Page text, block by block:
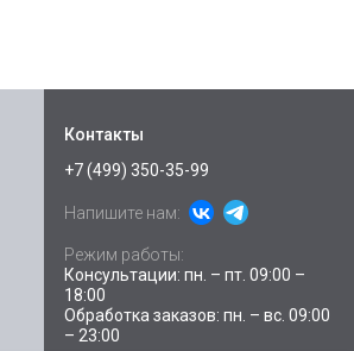
Контакты
+7 (499) 350-35-99
Напишите нам:
Режим работы:
Консультации: пн. – пт. 09:00 –
18:00
Обработка заказов: пн. – вс. 09:00
– 23:00